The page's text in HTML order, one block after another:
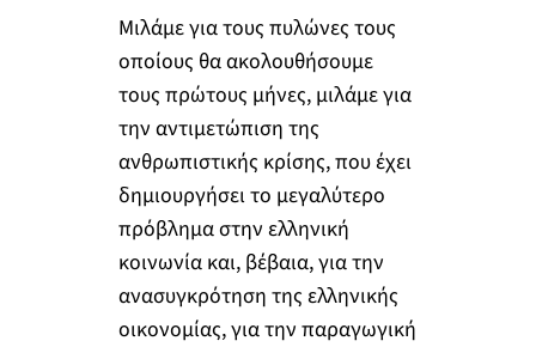
Μιλάμε για τους πυλώνες τους
οποίους θα ακολουθήσουμε
τους πρώτους μήνες, μιλάμε για
την αντιμετώπιση της
ανθρωπιστικής κρίσης, που έχει
δημιουργήσει το μεγαλύτερο
πρόβλημα στην ελληνική
κοινωνία και, βέβαια, για την
ανασυγκρότηση της ελληνικής
οικονομίας, για την παραγωγική